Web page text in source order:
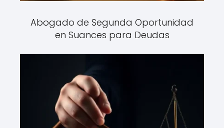
Abogado de Segunda Oportunidad
en Suances para Deudas